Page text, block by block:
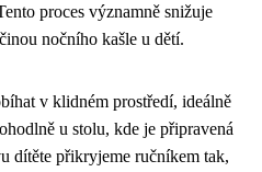
proces významně snižuje
nočního kašle u dětí.
v klidném prostředí, ideálně
u stolu, kde je připravená
dítěte přikryjeme ručníkem tak,